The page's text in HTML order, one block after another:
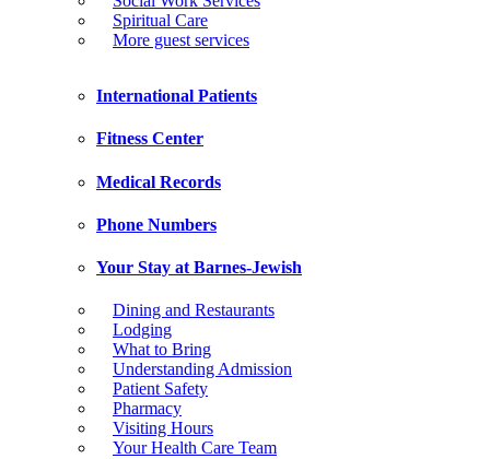
Spiritual Care
More guest services
International Patients
Fitness Center
Medical Records
Phone Numbers
Your Stay at Barnes-Jewish
Dining and Restaurants
Lodging
What to Bring
Understanding Admission
Patient Safety
Pharmacy
Visiting Hours
Your Health Care Team